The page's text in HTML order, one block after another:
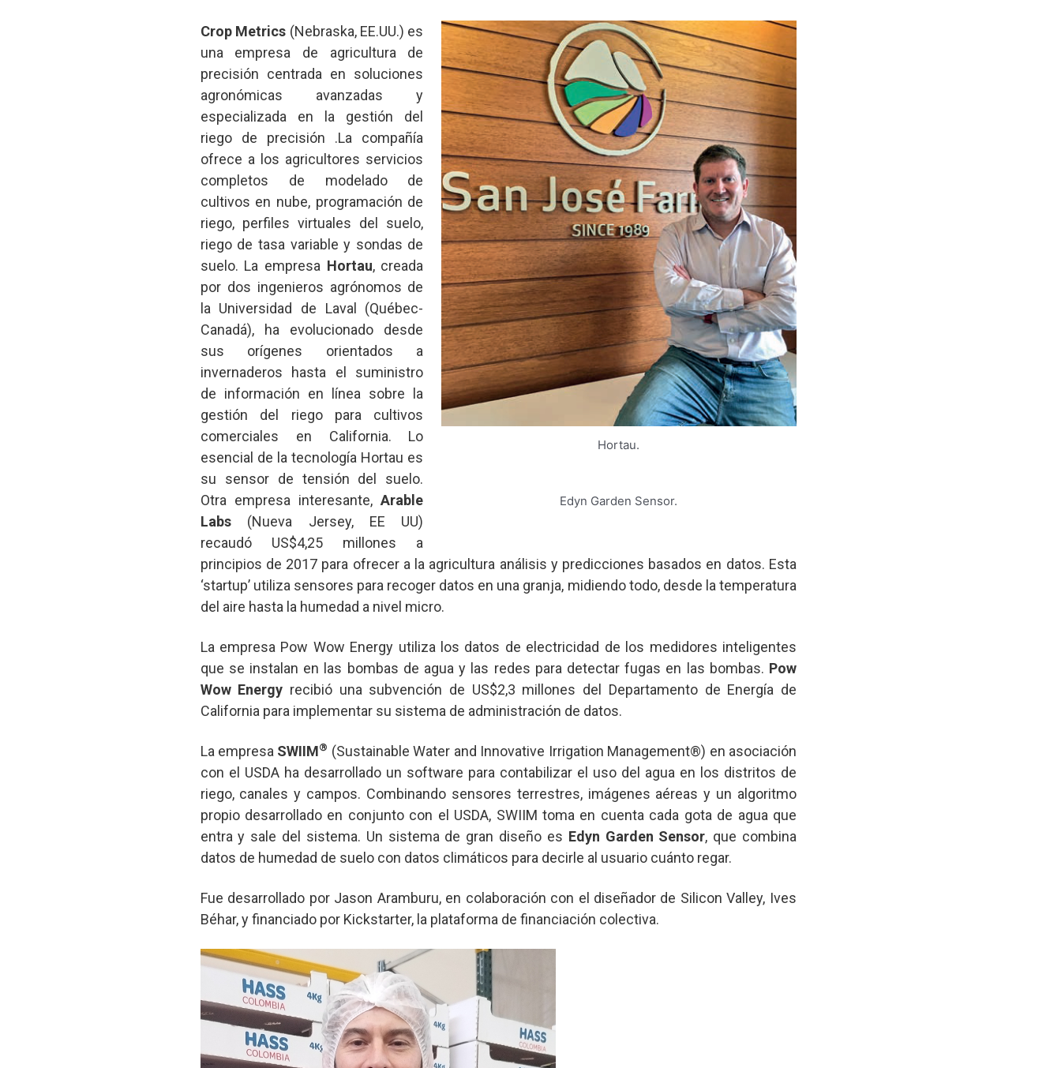
Hortau.
Edyn Garden Sensor.
Crop Metrics (Nebraska, EE.UU.) es
una empresa de agricultura de
precisión centrada en soluciones
agronómicas avanzadas y
especializada en la gestión del
riego de precisión .La compañía
ofrece a los agricultores servicios
completos de modelado de
cultivos en nube, programación de
riego, perfiles virtuales del suelo,
riego de tasa variable y sondas de
suelo. La empresa Hortau, creada
por dos ingenieros agrónomos de
la Universidad de Laval (Québec-
Canadá), ha evolucionado desde
sus orígenes orientados a
invernaderos hasta el suministro
de información en línea sobre la
gestión del riego para cultivos
comerciales en California. Lo
esencial de la tecnología Hortau es
su sensor de tensión del suelo.
Otra empresa interesante,Arable
Labs(Nueva Jersey, EE UU)
recaudó US$4,25 millones a
principios de 2017 para ofrecer a la agricultura análisis y predicciones basados en datos. Esta
‘startup’ utiliza sensores para recoger datos en una granja, midiendo todo, desde la temperatura
del aire hasta la humedad a nivel micro.
La empresa Pow Wow Energy utiliza los datos de electricidad de los medidores inteligentes
que se instalan en las bombas de agua y las redes para detectar fugas en las bombas. Pow
Wow Energy recibió una subvención de US$2,3 millones del Departamento de Energía de
California para implementar su sistema de administración de datos.
La empresa SWIIM® (Sustainable Water and Innovative Irrigation Management®) en asociación
con el USDA ha desarrollado un software para contabilizar el uso del agua en los distritos de
riego, canales y campos. Combinando sensores terrestres, imágenes aéreas y un algoritmo
propio desarrollado en conjunto con el USDA, SWIIM toma en cuenta cada gota de agua que
entra y sale del sistema. Un sistema de gran diseño es Edyn Garden Sensor, que combina
datos de humedad de suelo con datos climáticos para decirle al usuario cuánto regar.
Fue desarrollado por Jason Aramburu, en colaboración con el diseñador de Silicon Valley, Ives
Béhar, y financiado por Kickstarter, la plataforma de financiación colectiva.